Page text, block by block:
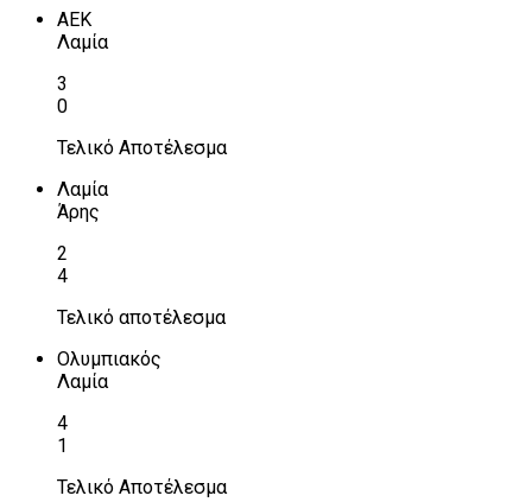
ΑΕΚ
Λαμία
3
0
Τελικό Αποτέλεσμα
Λαμία
Άρης
2
4
Τελικό αποτέλεσμα
Ολυμπιακός
Λαμία
4
1
Τελικό Αποτέλεσμα